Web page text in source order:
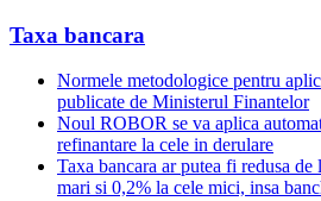
Taxa bancara
Normele metodologice pentru
publicate de Ministerul Finantelor
Noul ROBOR se va aplica
refinantare la cele in derulare
Taxa bancara ar putea fi redusa
mari si 0,2% la cele mici, insa